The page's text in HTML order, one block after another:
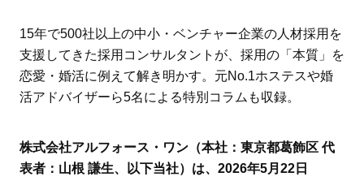
15年で500社以上の中小・ベンチャー企業の人材採用を
支援してきた採用コンサルタントが、採用の「本質」を
恋愛・婚活に例えて解き明かす。元No.1ホステスや婚
活アドバイザーら5名による特別コラムも収録。
株式会社アルフォース・ワン（本社：東京都葛飾区 代
表者：山根 謙生、以下当社）は、2026年5月22日